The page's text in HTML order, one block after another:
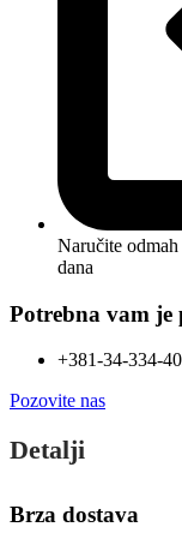
Naručite
dana
Potrebna vam je
+381-34-334-
Pozovite nas
Detalji
Brza dostava